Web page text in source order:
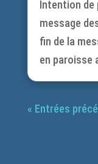
Intention de
message
fin de la
en paroisse
« Entrées